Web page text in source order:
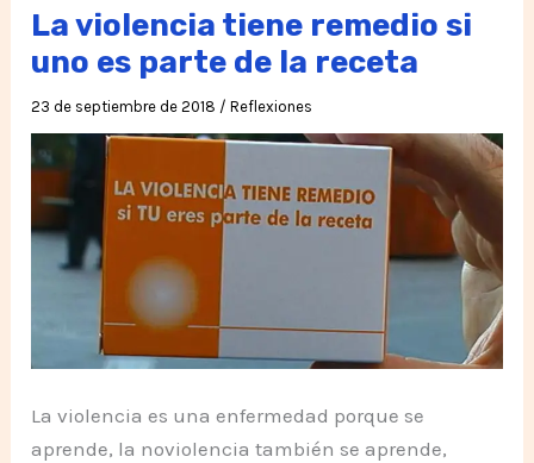
La violencia tiene remedio si
uno es parte de la receta
23 de septiembre de 2018 /Reflexiones
La violencia es una enfermedad porque se
aprende, la noviolencia también se aprende,